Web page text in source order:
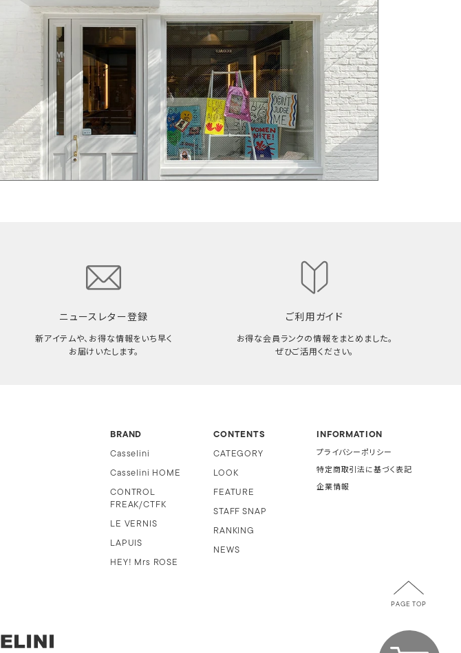
ニュースレター登録
新アイテムや、お得な情報をいち早く
お届けいたします。
ご利用ガイド
お得な会員ランクの情報をまとめました。
ぜひご活用ください。
BRAND
Casselini
Casselini HOME
CONTROL
FREAK/CTFK
LE VERNIS
LAPUIS
HEY! Mrs ROSE
CONTENTS
CATEGORY
LOOK
FEATURE
STAFF SNAP
RANKING
NEWS
INFORMATION
プライバシーポリシー
特定商取引法に基づく表記
企業情報
PAGE TOP